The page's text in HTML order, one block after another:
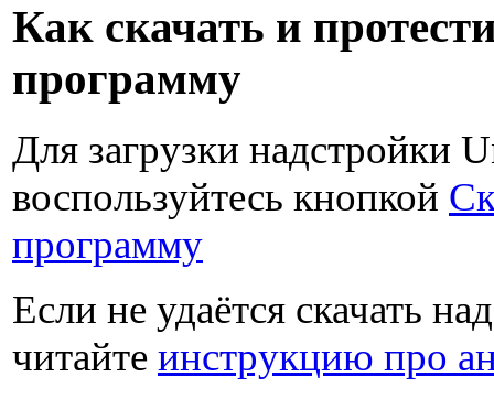
Как скачать и
программу
Для загрузки надстройки
воспользуйтесь кнопкой
программу
Если не удаётся скачать
читайте инструкцию про